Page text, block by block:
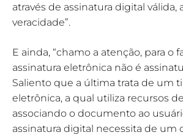
através de assinatura digital
veracidade”.
E ainda, “chamo a atenção, para o
assinatura eletrônica não é
Saliento que a última trata de um
eletrônica, a qual utiliza recursos
associando o documento ao
assinatura digital necessita de um